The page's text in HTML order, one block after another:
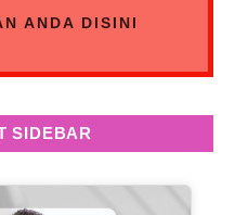
ANDA DISINI
SIDEBAR